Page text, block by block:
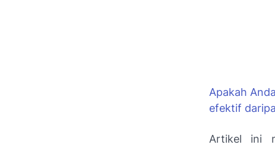
Apakah
efektif
Artikel ini